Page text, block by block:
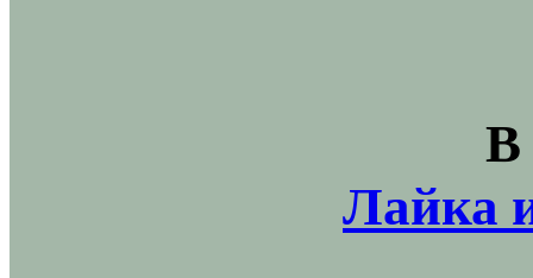
В
Лайка